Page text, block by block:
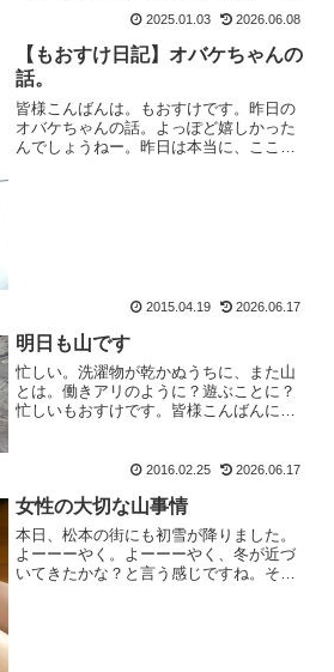
しょう(退路を断つために？)。・県外の山
へ遠征・・・これまで北アルプス始め、
長野県の山ばかり...
2025.01.03 2026.06.08
【もおすけ日記】オバケちゃんの
話。
皆様こんばんは。もおすけです。昨日の
オバケちゃんの話。よっぽど嬉しかった
んでしょうねー。昨日は本当に、ここは
2015.04.19 2026.06.17
明日も山です
忙しい。洗濯物が乾かぬうちに、また山
とは。働きアリのように？遊ぶことに？
忙しいもおすけです。皆様こんばんに
人生そのものなのですから。と、ワケわ
2016.02.25 2026.06.17
女性の大切な山事情
本日、松本の街にも初雪が降りました。
よーーーやく。よーーーやく、冬が近づ
いてきたかな？と言う感じですね。その